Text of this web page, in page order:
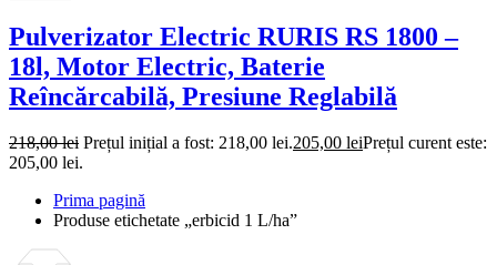
Pulverizator Electric RURIS RS 1800 –
18l, Motor Electric, Baterie
Reîncărcabilă, Presiune Reglabilă
218,00lei Prețul inițial a fost: 218,00 lei.205,00 leiPrețul curent este:
205,00 lei.
Prima pagină
Produse etichetate „erbicid 1 L/ha”